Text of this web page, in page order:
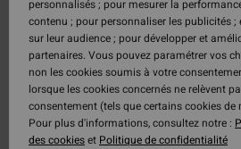
personnalisés ; pour mesurer la
contenu ; pour personnaliser les publicités ;
sur leur audience ; pour développer et
partenaires. Vous pouvez paramétrer vos
non les cookies soumis à votre
lorsque les cookies concernés ne relèvent
consentement (tels que certains cookies de
Pour plus d'informations, consultez notre :
des cookieset Politique de confidentialité